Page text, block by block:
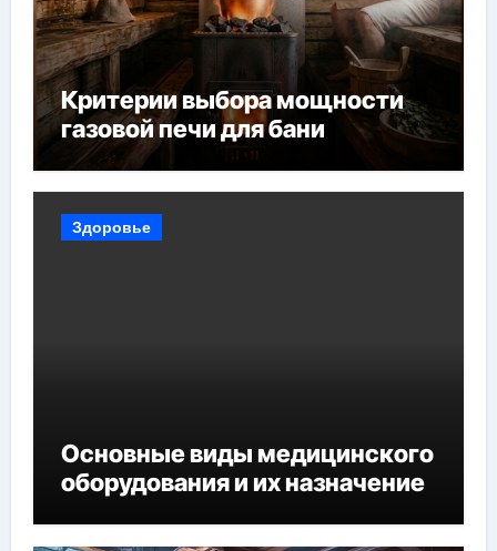
Критерии выбора мощности
газовой печи для бани
Здоровье
Основные виды медицинского
оборудования и их назначение